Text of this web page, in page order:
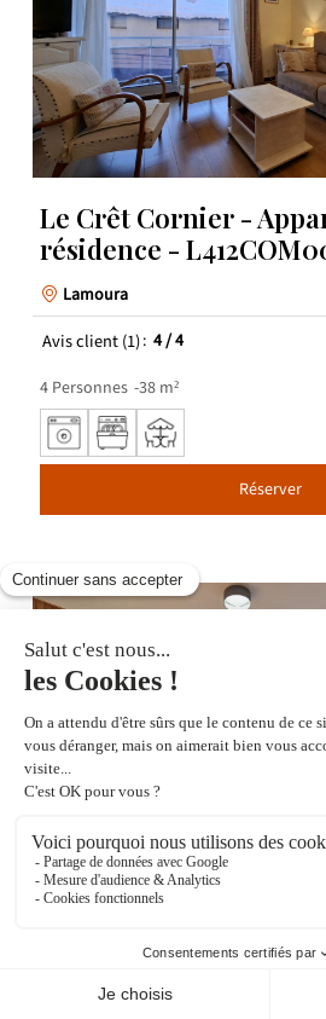
Le Crêt Cornier -
résidence -
Lamoura
Avis client(1) 4/ 4
4 Personnes 38 m²
Réserver
R412DUC00
Les Rousses